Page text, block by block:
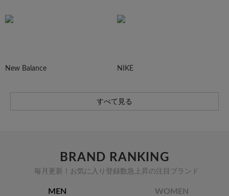
New Balance NIKE
すべて見る
BRAND RANKING
毎月更新！お気に入り登録数急上昇の注目ブランド
MEN WOMEN